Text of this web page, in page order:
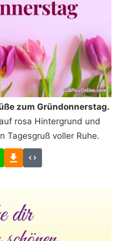
zum Gründonnerstag.
rosa Hintergrund und
Tagesgruß voller Ruhe.